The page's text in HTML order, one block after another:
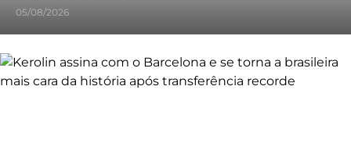
05/08/2026